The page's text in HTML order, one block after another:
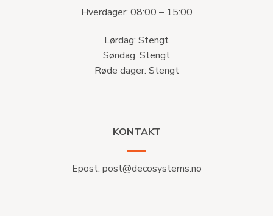
Hverdager: 08:00 – 15:00
Lørdag: Stengt
Søndag: Stengt
Røde dager: Stengt
KONTAKT
Epost: post@decosystems.no